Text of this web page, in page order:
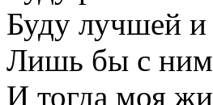
Буду лучшей
Лишь бы с
И тогда моя